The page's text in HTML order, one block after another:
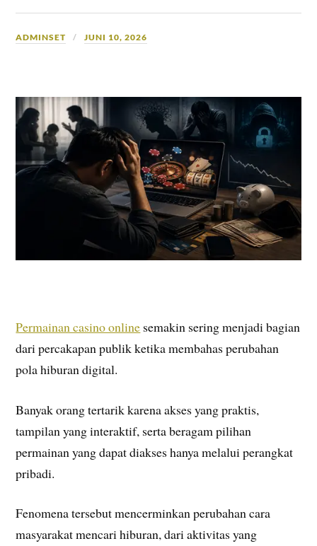
ADMINSET JUNI 10, 2026
Permainan casino online semakin sering menjadi bagian
dari percakapan publik ketika membahas perubahan
pola hiburan digital.
Banyak orang tertarik karena akses yang praktis,
tampilan yang interaktif, serta beragam pilihan
permainan yang dapat diakses hanya melalui perangkat
pribadi.
Fenomena tersebut mencerminkan perubahan cara
masyarakat mencari hiburan, dari aktivitas yang